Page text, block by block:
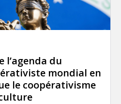
l’agenda du
mondial en
le coopérativisme